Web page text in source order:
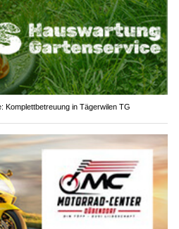
in Tägerwilen TG